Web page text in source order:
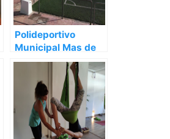
Polideportivo
Municipal Mas de
Tous, Gimnasio en
La Pobla de
Vallbona – Valencia